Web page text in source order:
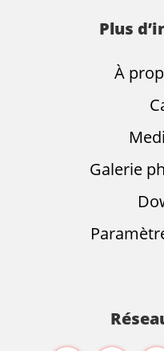
Plus
À
Galerie